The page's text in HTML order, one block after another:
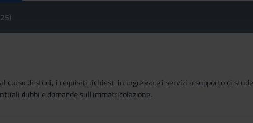
corso di studi, i requisiti richiesti in ingresso e i servizi a supporto di
dubbi e domande sull'immatricolazione.